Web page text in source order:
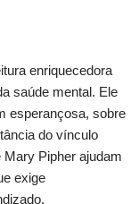
enriquecedora
saúde mental. Ele
esperançosa, sobre
do vínculo
Pipher ajudam
exige